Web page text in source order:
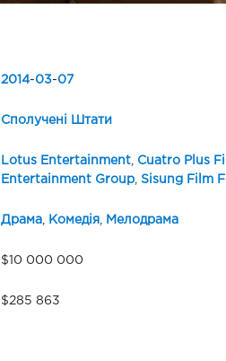
2014-03-07
Сполучені Штати
Lotus Entertainment, Cuatro Plus
Entertainment Group, Sisung Film
Драма, Комедія Мелодрама
$10 000 000
$285 863